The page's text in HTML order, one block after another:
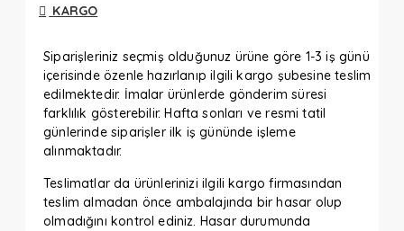
KARGO
Siparişleriniz seçmiş olduğunuz ürüne göre 1-3 iş günü
içerisinde özenle hazırlanıp ilgili kargo şubesine teslim
edilmektedir. İmalar ürünlerde gönderim süresi
farklılık gösterebilir. Hafta sonları ve resmi tatil
günlerinde siparişler ilk iş gününde işleme
alınmaktadır.
Teslimatlar da ürünlerinizi ilgili kargo firmasından
teslim almadan önce ambalajında bir hasar olup
olmadığını kontrol ediniz. Hasar durumunda